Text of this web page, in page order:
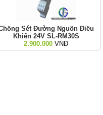
Sét Đường Nguồn Điều
Khiển 24V SL-RM30S
2.900.000 VNĐ